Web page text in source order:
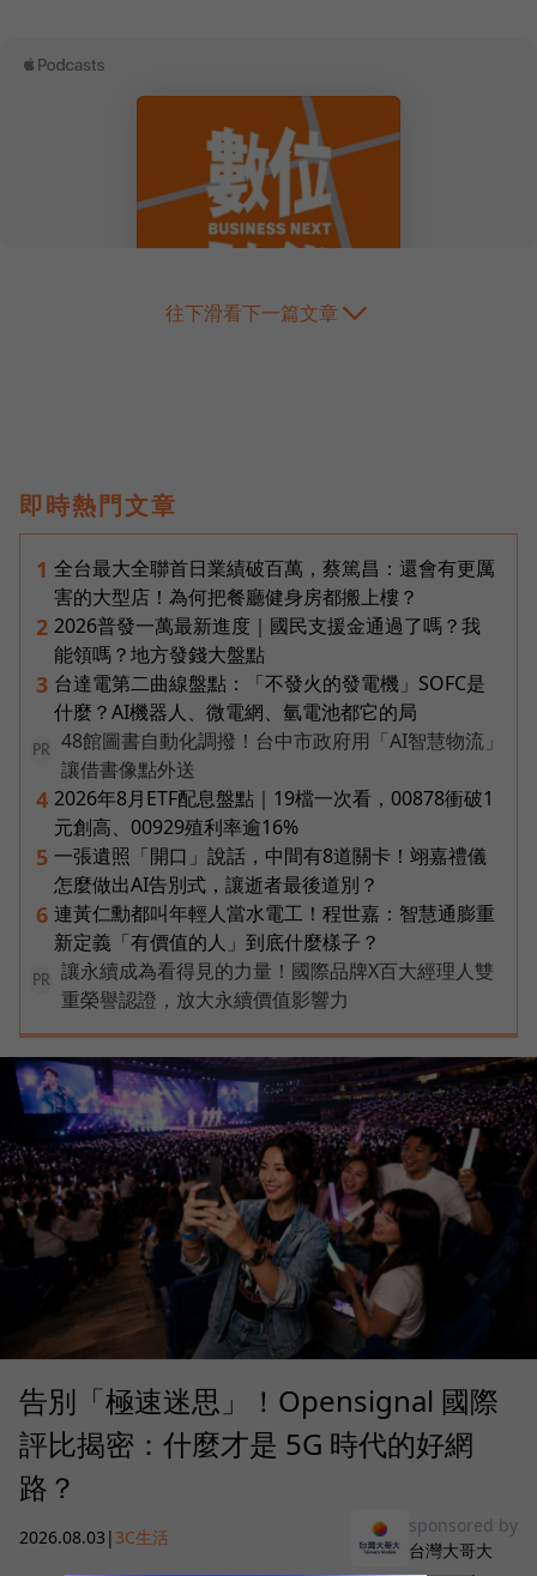
往下滑看下一篇文章
即時熱門文章
1 全台最大全聯首日業績破百萬，蔡篤昌：還會有更厲
害的大型店！為何把餐廳健身房都搬上樓？
2 2026普發一萬最新進度｜國民支援金通過了嗎？我
能領嗎？地方發錢大盤點
3 台達電第二曲線盤點：「不發火的發電機」SOFC是
什麼？AI機器人、微電網、氫電池都它的局
PR
48館圖書自動化調撥！台中市政府用「AI智慧物流」
讓借書像點外送
4 2026年8月ETF配息盤點｜19檔一次看，00878衝破1
元創高、00929殖利率逾16%
5 一張遺照「開口」說話，中間有8道關卡！翊嘉禮儀
怎麼做出AI告別式，讓逝者最後道別？
6 連黃仁勳都叫年輕人當水電工！程世嘉：智慧通膨重
新定義「有價值的人」到底什麼樣子？
PR
讓永續成為看得見的力量！國際品牌X百大經理人雙
重榮譽認證，放大永續價值影響力
告別「極速迷思」！Opensignal 國際
評比揭密：什麼才是 5G 時代的好網
路？
2026.08.03 | 3C生活
sponsored by
台灣大哥大